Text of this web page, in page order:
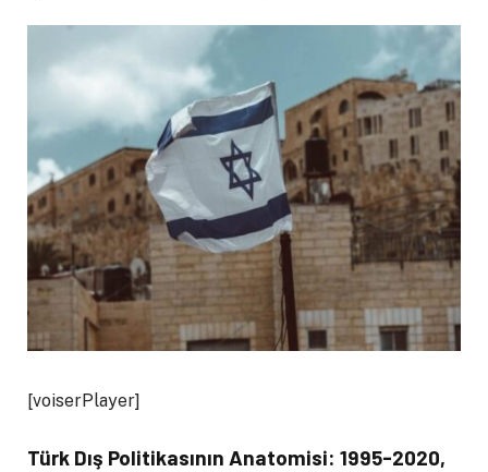
[voiserPlayer]
Türk Dış Politikasının Anatomisi: 1995-2020,